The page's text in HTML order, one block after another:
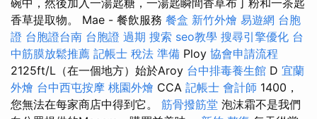
碗中，然後加入一湯匙糖，一湯匙瞬間香草布丁粉和一茶匙
香草提取物。 Mae - 餐飲服務 餐盒 新竹外燴 易遊網 台胞
證 台胞證台南 台胞證 過期 搜索 seo教學 搜尋引擎優化 台
中筋膜放鬆推薦 記帳士 稅法 準備 Ploy 協會申請流程
2125ft/L（在一個地方）始於Aroy 台中排毒養生館 D 宜蘭
外燴 台中西屯按摩 桃園外燴 CCA 記帳士 會計師 1400，
您無法在每家商店中得到它。 筋骨撥筋堂 泡沫霜不是我們